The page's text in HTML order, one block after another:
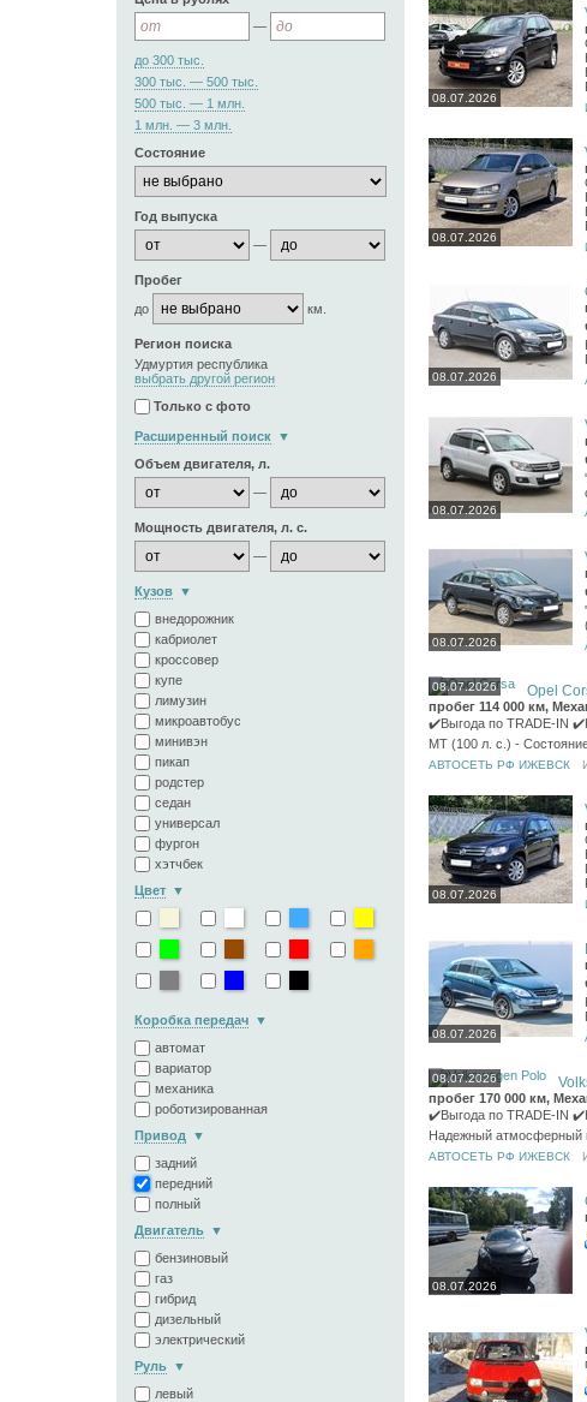
—
до 300 тыс.
300 тыс. — 500 тыс.
500 тыс. — 1 млн.
1 млн. — 3 млн.
Состояние
Год выпуска
—
Пробег
до
км.
Регион поиска
Удмуртия республика
выбрать другой регион
Только с фото
Расширенный поиск
Объем двигателя, л.
—
Мощность двигателя, л. с.
—
Кузов
внедорожник
кабриолет
кроссовер
купе
лимузин
микроавтобус
минивэн
пикап
родстер
седан
универсал
фургон
хэтчбек
Цвет
Коробка передач
автомат
вариатор
механика
роботизированная
Привод
задний
передний
полный
Двигатель
бензиновый
газ
гибрид
дизельный
электрический
Руль
левый
08.07.2026
08.07.2026
08.07.2026
08.07.2026
08.07.2026
08.07.2026 Opel
пробег 114 000 км,
✔️Выгода по TRADE-IN
MT (100 л. с.) -
АВТОСЕТЬ РФ ИЖЕВСК
08.07.2026
08.07.2026
08.07.2026
пробег 170 000 км,
✔️Выгода по TRADE-IN
Надежный атмосферный
АВТОСЕТЬ РФ ИЖЕВСК
08.07.2026